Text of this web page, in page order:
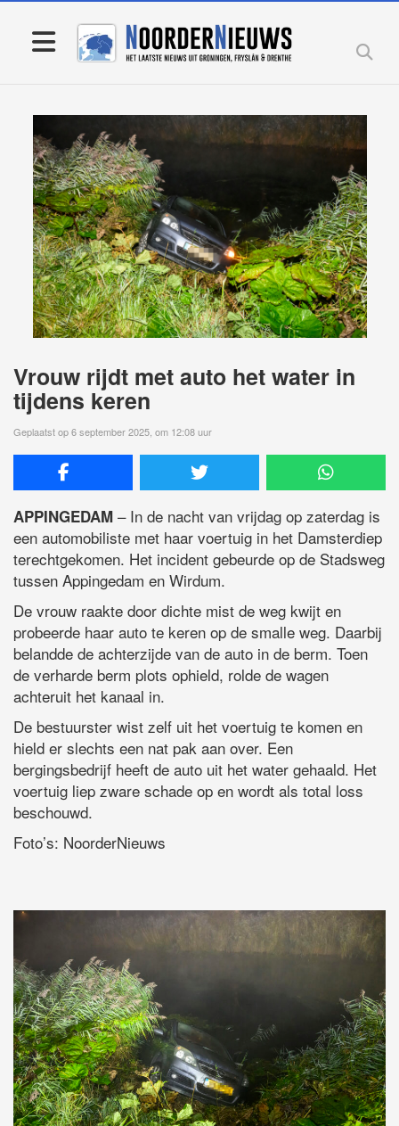
Vrouw rijdt met auto het water in
tijdens keren
Geplaatst op 6 september 2025, om 12:08 uur
APPINGEDAM – In de nacht van vrijdag op zaterdag is
een automobiliste met haar voertuig in het Damsterdiep
terechtgekomen. Het incident gebeurde op de Stadsweg
tussen Appingedam en Wirdum.
De vrouw raakte door dichte mist de weg kwijt en
probeerde haar auto te keren op de smalle weg. Daarbij
belandde de achterzijde van de auto in de berm. Toen
de verharde berm plots ophield, rolde de wagen
achteruit het kanaal in.
De bestuurster wist zelf uit het voertuig te komen en
hield er slechts een nat pak aan over. Een
bergingsbedrijf heeft de auto uit het water gehaald. Het
voertuig liep zware schade op en wordt als total loss
beschouwd.
Foto’s: NoorderNieuws